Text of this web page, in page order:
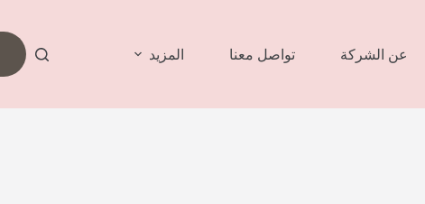
عن الشركة تواصل معنا المزيد